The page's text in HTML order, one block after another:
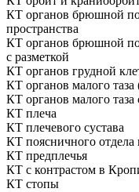
КТ органов брюшной
пространства
КТ органов брюшной
с разметкой
КТ органов грудной
КТ органов малого
КТ органов малого
КТ плеча
КТ плечевого сустава
КТ поясничного отдела
КТ предплечья
КТ с контрастом в
КТ стопы